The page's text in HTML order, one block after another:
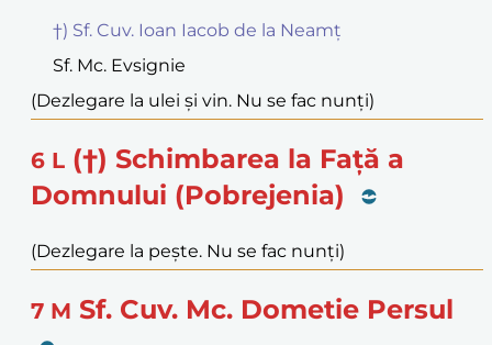
†) Sf. Cuv. Ioan Iacob de la Neamț
Sf. Mc. Evsignie
(Dezlegare la ulei și vin. Nu se fac nunți)
6 L (†) Schimbarea la Față a
Domnului (Pobrejenia)
(Dezlegare la pește. Nu se fac nunți)
7 M Sf. Cuv. Mc. Dometie Persul